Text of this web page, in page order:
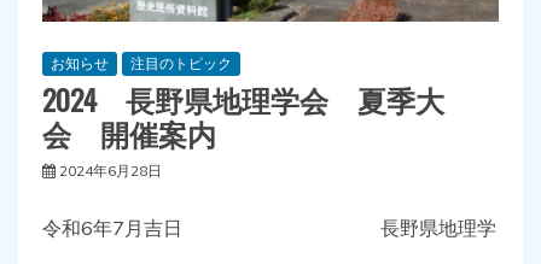
お知らせ 注目のトピック
2024 長野県地理学会 夏季大
会 開催案内
2024年6月28日
令和6年7月吉日 長野県地理学